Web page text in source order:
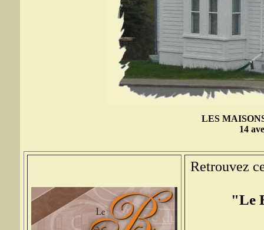
LES
14
Retrouvez
"Le